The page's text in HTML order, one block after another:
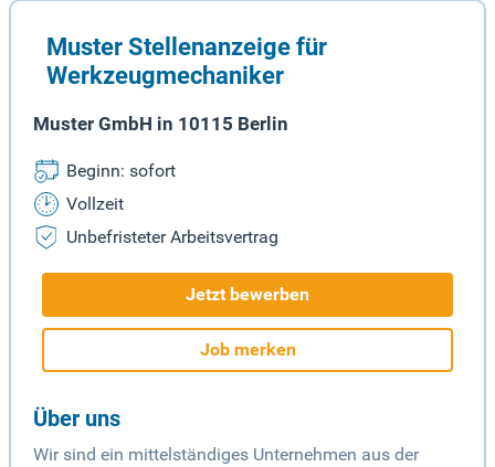
Muster Stellenanzeige für
Werkzeugmechaniker
Muster GmbH in 10115 Berlin
Beginn: sofort
Vollzeit
Unbefristeter Arbeitsvertrag
Jetzt bewerben
Job merken
Über uns
Wir sind ein mittelständiges Unternehmen aus der